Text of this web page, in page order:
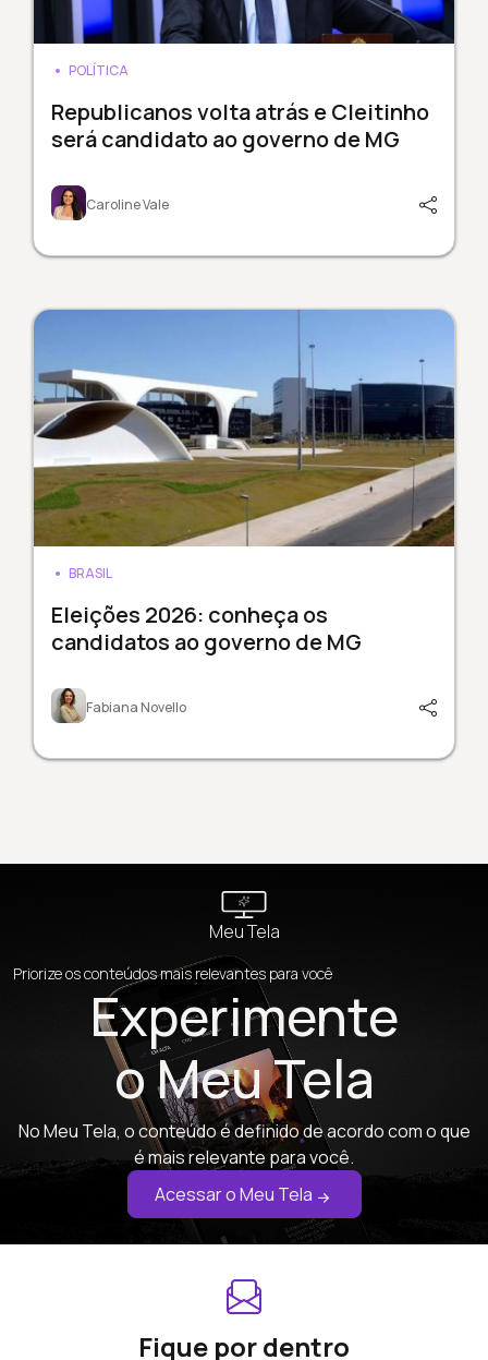
POLÍTICA
Republicanos volta atrás e Cleitinho
será candidato ao governo de MG
Caroline Vale
BRASIL
Eleições 2026: conheça os
candidatos ao governo de MG
Fabiana Novello
Meu Tela
Priorize os conteúdos mais relevantes para você
Experimente
o Meu Tela
No Meu Tela, o conteúdo é definido de acordo com o que
é mais relevante para você.
Acessar o Meu Tela
Fique por dentro